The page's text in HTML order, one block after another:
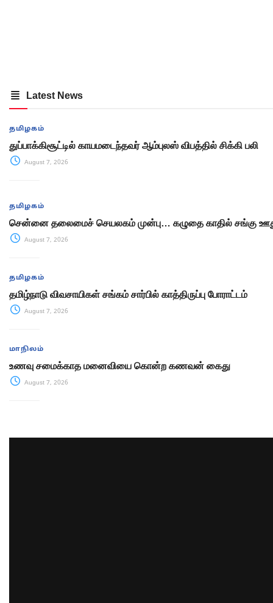
Latest News
தமிழகம்
துப்பாக்கிசூட்டில் காயமடைந்தவர் ஆம்புலஸ் விபத்தில் சிக்கி பலி
August 7, 2026
தமிழகம்
சென்னை தலைமைச் செயலகம் முன்பு… கழுதை காதில் சங்கு
August 7, 2026
தமிழகம்
தமிழ்நாடு விவசாயிகள் சங்கம் சார்பில் காத்திருப்பு போராட்டம்
August 7, 2026
மாநிலம்
உணவு சமைக்காத மனைவியை கொன்ற கணவன் கைது
August 7, 2026